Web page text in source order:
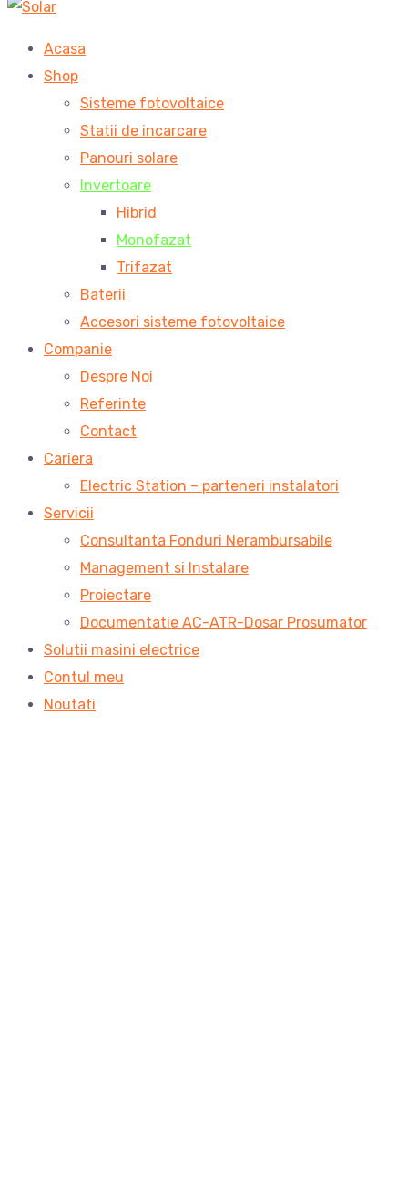
Acasa
Shop
Sisteme fotovoltaice
Statii de incarcare
Panouri solare
Invertoare
Hibrid
Monofazat
Trifazat
Baterii
Accesori sisteme fotovoltaice
Companie
Despre Noi
Referinte
Contact
Cariera
Electric Station – parteneri instalatori
Servicii
Consultanta Fonduri Nerambursabile
Management si Instalare
Proiectare
Documentatie AC-ATR-Dosar Prosumator
Solutii masini electrice
Contul meu
Noutati